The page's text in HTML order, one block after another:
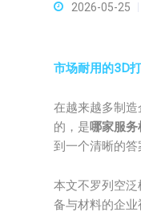
2026-05-25
市场耐用的3D
在越来越多制
的，是哪家服务
到一个清晰的答
本文不罗列空
备与材料的企